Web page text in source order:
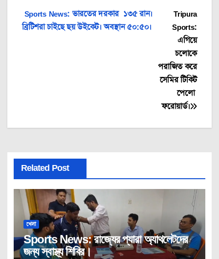
Post
navigation
Tripura
Sports:
এগিয়ে
চলোকে
পরাজিত করে
সেমির টিকিট
পেলো
ফরোয়ার্ড।
Sports News: ভারতের দরকার ১৩৫ রান।
ব্রিটিশরা চাইছে ছয় উইকেট। অবস্থান ৫০:৫০।
Related Post
খেলা
Sports News: রাজ্যের প্যারা অ্যাথলেটদের
জন্য স্বাস্থ্য শিবির।